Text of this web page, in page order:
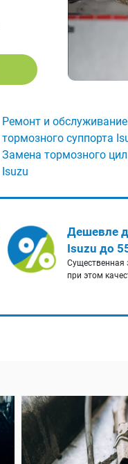
Ремонт и обслуживание
тормозного суппорта
Замена тормозного
Isuzu
Дешевле
Isuzu до
Существенная
при этом